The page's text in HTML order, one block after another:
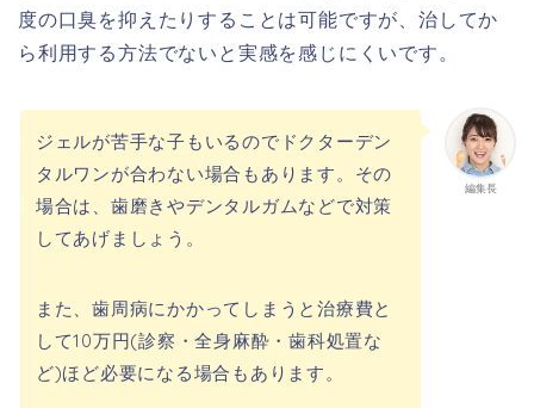
度の口臭を抑えたりすることは可能ですが、治してか
ら利用する方法でないと実感を感じにくいです。
編集長
ジェルが苦手な子もいるのでドクターデン
タルワンが合わない場合もあります。その
場合は、歯磨きやデンタルガムなどで対策
してあげましょう。
また、歯周病にかかってしまうと治療費と
して10万円(診察・全身麻酔・歯科処置な
ど)ほど必要になる場合もあります。